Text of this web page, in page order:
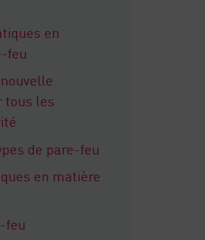
en
feu
tous les
de pare-feu
en matière
feu